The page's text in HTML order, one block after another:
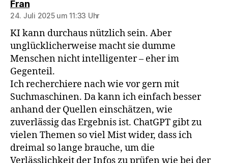
Fransagt:
24. Juli 2025 um 11:33 Uhr
KI kann durchaus nützlich sein. Aber
unglücklicherweise macht sie dumme
Menschen nicht intelligenter – eher im
Gegenteil.
Ich recherchiere nach wie vor gern mit
Suchmaschinen. Da kann ich einfach besser
anhand der Quellen einschätzen, wie
zuverlässig das Ergebnis ist. ChatGPT gibt zu
vielen Themen so viel Mist wider, dass ich
dreimal so lange brauche, um die
Verlässlichkeit der Infos zu prüfen wie bei der